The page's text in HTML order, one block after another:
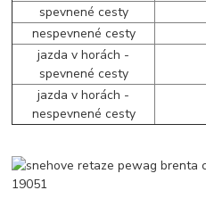
spevnené cesty
nespevnené cesty
jazda v horách -
spevnené cesty
jazda v horách -
nespevnené cesty